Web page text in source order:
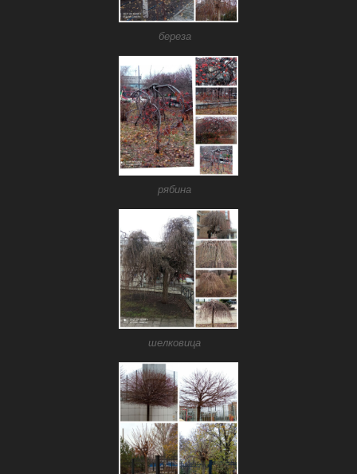
береза
рябина
шелковица